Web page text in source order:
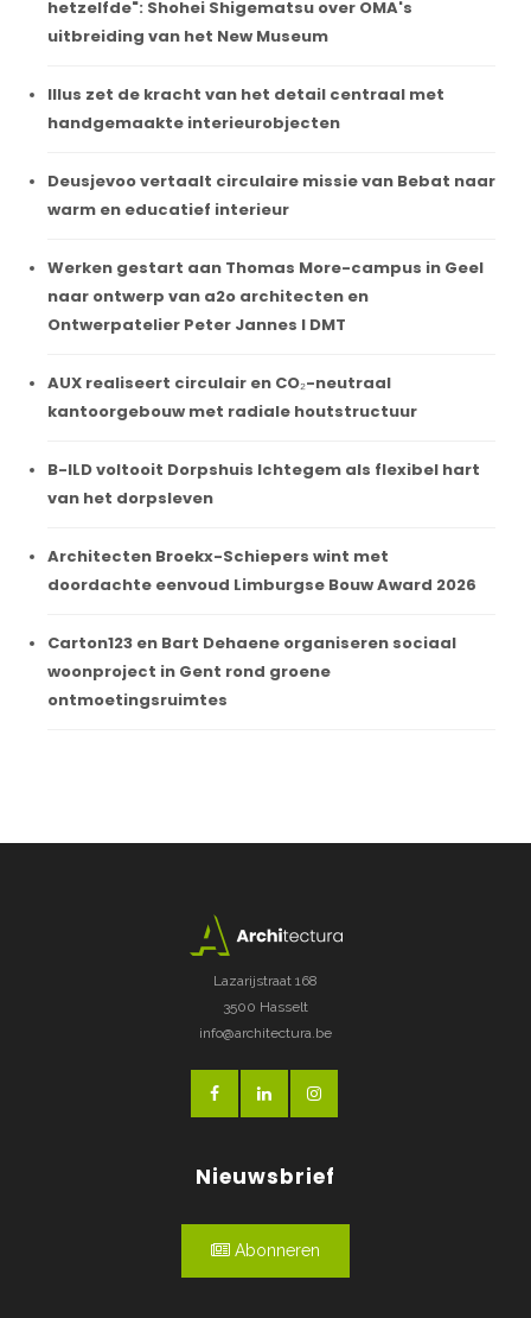
hetzelfde": Shohei Shigematsu over OMA's
uitbreiding van het New Museum
Illus zet de kracht van het detail centraal met
handgemaakte interieurobjecten
Deusjevoo vertaalt circulaire missie van Bebat naar
warm en educatief interieur
Werken gestart aan Thomas More-campus in Geel
naar ontwerp van a2o architecten en
Ontwerpatelier Peter Jannes I DMT
AUX realiseert circulair en CO₂-neutraal
kantoorgebouw met radiale houtstructuur
B-ILD voltooit Dorpshuis Ichtegem als flexibel hart
van het dorpsleven
Architecten Broekx-Schiepers wint met
doordachte eenvoud Limburgse Bouw Award 2026
Carton123 en Bart Dehaene organiseren sociaal
woonproject in Gent rond groene
ontmoetingsruimtes
Lazarijstraat 168
3500 Hasselt
info@architectura.be
Nieuwsbrief
Abonneren